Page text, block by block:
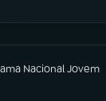
Nacional Jovem